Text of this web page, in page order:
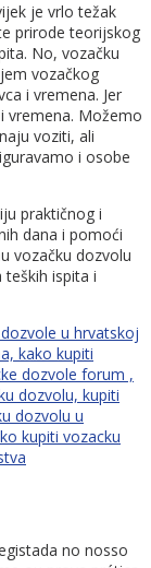
je vrlo težak
prirode teorijskog
No, vozačku
vozačkog
i vremena. Jer
vremena. Možemo
voziti, ali
i osobe
praktičnog i
dana i pomoći
vozačku dozvolu
ispita i
u hrvatskoj
kako kupiti
dozvole forum ,
dozvolu, kupiti
dozvolu u
kupiti vozacku
no nosso